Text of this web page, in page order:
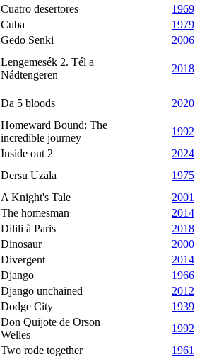
Cuatro desertores
1969
Cuba
1979
Gedo Senki
2006
Lengemesék 2. Tél a
Nádtengeren
2018
Da 5 bloods
2020
Homeward Bound: The
incredible journey
1992
Inside out 2
2024
Dersu Uzala
1975
A Knight's Tale
2001
The homesman
2014
Dilili à Paris
2018
Dinosaur
2000
Divergent
2014
Django
1966
Django unchained
2012
Dodge City
1939
Don Quijote de Orson
Welles
1992
Two rode together
1961